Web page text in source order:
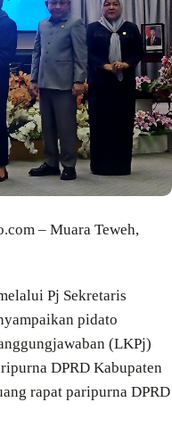
– Muara Teweh,
Pj Sekretaris
pidato
(LKPj)
DPRD Kabupaten
rapat paripurna DPRD